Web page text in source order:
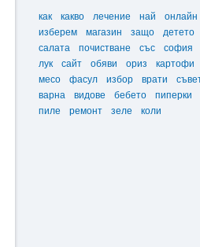
как какво лечение най онлайн
изберем
магазин защо детето
салата
почистване със софия
лук
сайт обяви ориз картофи
месо
фасул избор врати
варна
видове бебето пиперки
пиле
ремонт зеле коли